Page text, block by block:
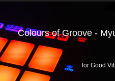
Colours of Groove -
for Good